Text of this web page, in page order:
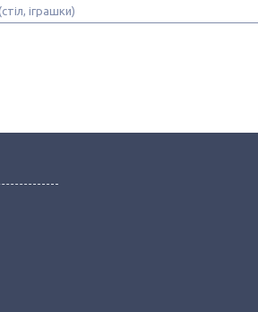
іграшки)